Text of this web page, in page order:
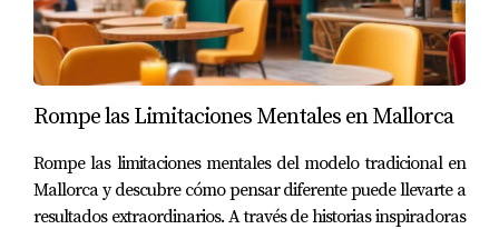
Revisa tus progresos regularmente.
¿Cómo puedo mejorar mis habilidades de
Asiste a eventos del sector.
Utiliza plataformas digitales como LinkedIn.
Crea oportunidades para colaborar con otros
agentes.
Rompe las Limitaciones Mentales en Mallorca
Rompe las limitaciones mentales del modelo tradicional en
Mallorca y descubre cómo pensar diferente puede llevarte a
resultados extraordinarios. A través de historias inspiradoras